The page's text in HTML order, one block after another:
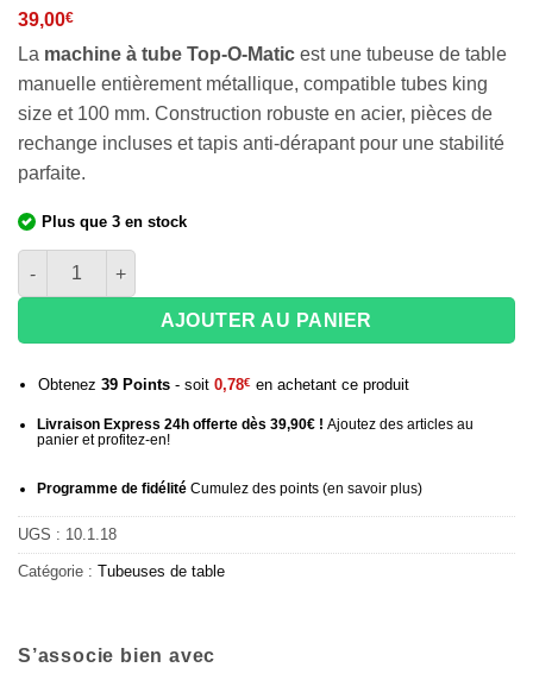
39,00€
La machine à tube Top-O-Matic est une tubeuse de table
manuelle entièrement métallique, compatible tubes king
size et 100 mm. Construction robuste en acier, pièces de
rechange incluses et tapis anti-dérapant pour une stabilité
parfaite.
Plus que 3 en stock
quantité de Machine à tuber manuelle Top-O-Matic
AJOUTER AU PANIER
Obtenez 39Points- soit 0,78€ en achetant ce produit
Livraison Express 24h offerte dès 39,90€ ! Ajoutez des articles au
panier et profitez-en!
Programme de fidélitéCumulez des points (en savoir plus)
UGS : 10.1.18
Catégorie : Tubeuses de table
S’associe bien avec